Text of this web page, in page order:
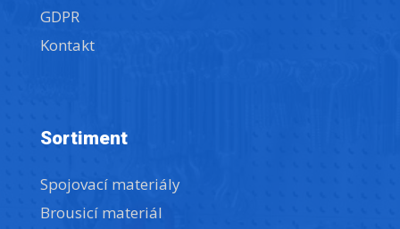
GDPR
Kontakt
Sortiment
Spojovací materiály
Brousicí materiál